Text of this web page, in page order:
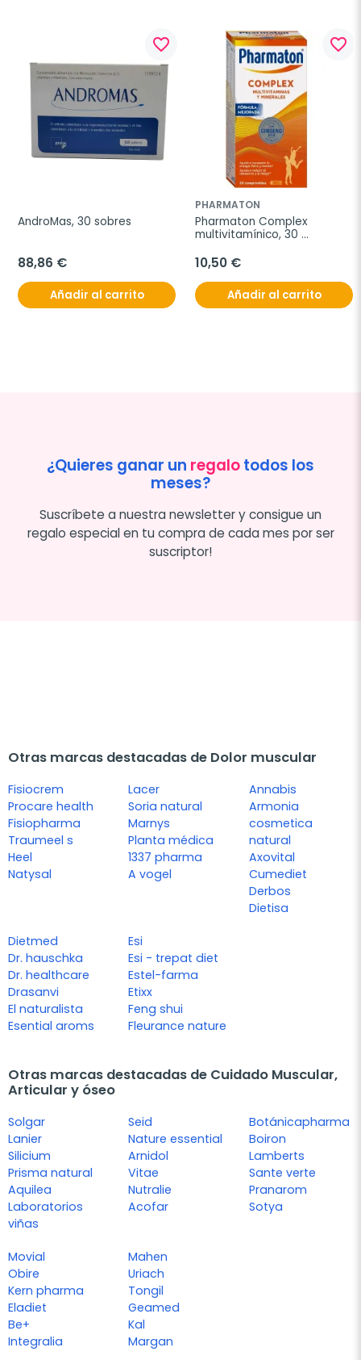
favorite_border
AndroMas, 30 sobres
88,86 €
Añadir al carrito
favorite_border
PHARMATON
Pharmaton Complex
multivitamínico, 30
10,50 €
Añadir al carrito
¿Quieres ganar un regalotodos los
meses?
Suscríbete a nuestra newsletter y consigue un
regalo especial en tu compra de cada mes por ser
suscriptor!
Otras marcas destacadas de Dolor muscular
Fisiocrem
Procare health
Fisiopharma
Traumeel s
Heel
Natysal
Lacer
Soria natural
Marnys
Planta médica
1337 pharma
A vogel
Annabis
Armonia
cosmetica
natural
Axovital
Cumediet
Derbos
Dietisa
Dietmed
Dr. hauschka
Dr. healthcare
Drasanvi
El naturalista
Esential aroms
Esi
Esi - trepat diet
Estel-farma
Etixx
Feng shui
Fleurance nature
Otras marcas destacadas de Cuidado Muscular,
Articular y óseo
Solgar
Lanier
Silicium
Prisma natural
Aquilea
Laboratorios
viñas
Seid
Nature essential
Arnidol
Vitae
Nutralie
Acofar
Botánicapharma
Boiron
Lamberts
Sante verte
Pranarom
Sotya
Movial
Obire
Kern pharma
Eladiet
Be+
Integralia
Mahen
Uriach
Tongil
Geamed
Kal
Margan